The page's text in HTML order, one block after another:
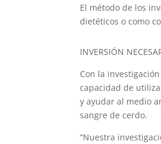
El método de los
dietéticos o como
INVERSIÓN
Con la
capacidad de
y ayudar al medio
sangre de cerdo.
“Nuestra